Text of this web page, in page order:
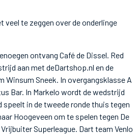
veel te zeggen over de onderlinge
ontvang Café de Dissel. Red
aan met deDartshop.nl en de
Winsum Sneek. In overgangsklasse A
Bar. In Markelo wordt de wedstrijd
in de tweede ronde thuis tegen
Hoogeveen om te spelen tegen De
Superleague. Dart team Venlo